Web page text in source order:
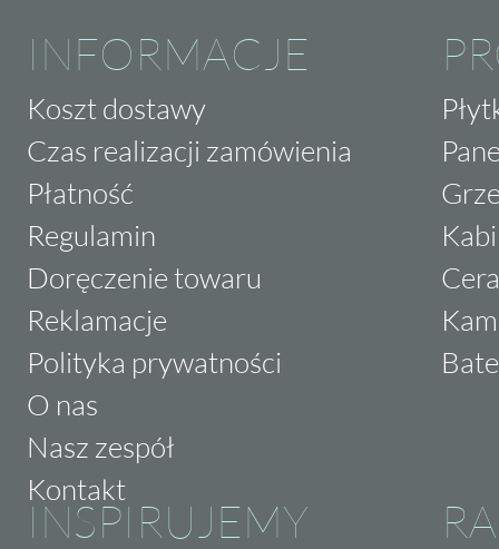
INFORMACJE
Koszt dostawy
Czas realizacji zamówienia
Płatność
Regulamin
Doręczenie towaru
Reklamacje
Polityka prywatności
O nas
Nasz zespół
Kontakt
INSPIRUJEMY